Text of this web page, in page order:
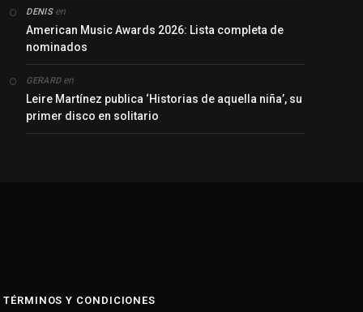
DENISen
American Music Awards 2026: Lista completa de
nominados
GERARDen
Leire Martínez publica ‘Historias de aquella niña’, su
primer disco en solitario
TÉRMINOS Y CONDICIONES